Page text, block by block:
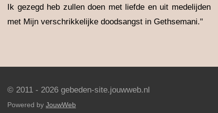
Ik gezegd heb zullen doen met liefde en uit medelijden
met Mijn verschrikkelijke doodsangst in Gethsemani."
© 2011 - 2026 gebeden-site.jouwweb.nl
Powered by JouwWeb